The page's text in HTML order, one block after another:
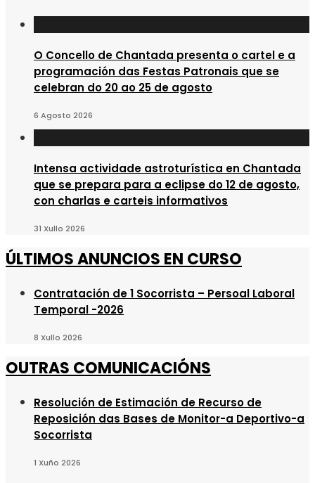
O Concello de Chantada presenta o cartel e a
programación das Festas Patronais que se
celebran do 20 ao 25 de agosto
6 Agosto 2026
Intensa actividade astroturística en Chantada
que se prepara para a eclipse do 12 de agosto,
con charlas e carteis informativos
31 Xullo 2026
ÚLTIMOS ANUNCIOS EN CURSO
Contratación de 1 Socorrista – Persoal Laboral
Temporal -2026
8 Xullo 2026
OUTRAS COMUNICACIÓNS
Resolución de Estimación de Recurso de
Reposición das Bases de Monitor-a Deportivo-a
Socorrista
1 Xuño 2026